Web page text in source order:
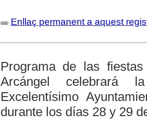
Enllaç permanent a aquest
Programa de las
Arcángel celebrará
Excelentísimo
durante los días 28 y 29